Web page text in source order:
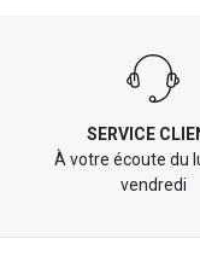
SERVICE
À votre écoute du
vendredi